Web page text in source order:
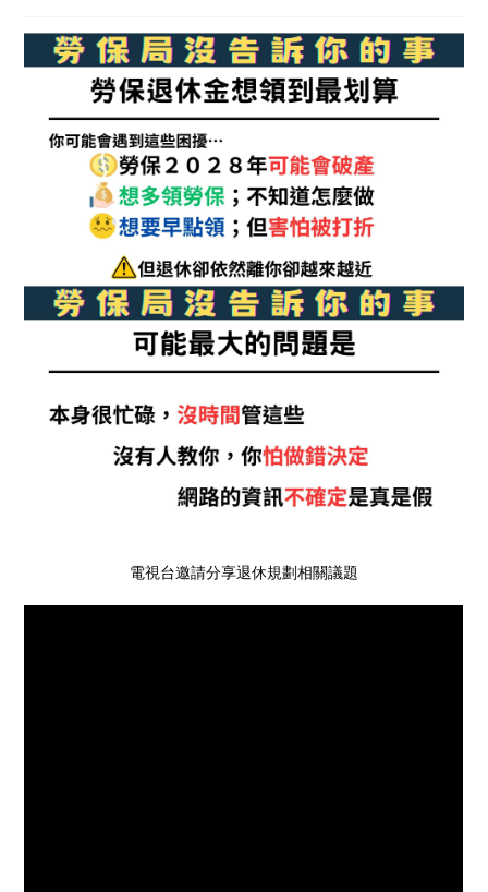
電視台邀請分享退休規劃相關議題